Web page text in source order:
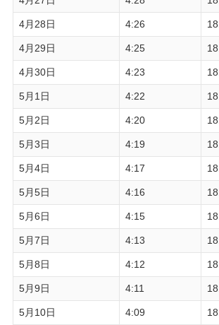
4月28日 4:26
4月29日 4:25
4月30日 4:23
5月1日 4:22
5月2日 4:20
5月3日 4:19
5月4日 4:17
5月5日 4:16
5月6日 4:15
5月7日 4:13
5月8日 4:12
5月9日 4:11
5月10日 4:09